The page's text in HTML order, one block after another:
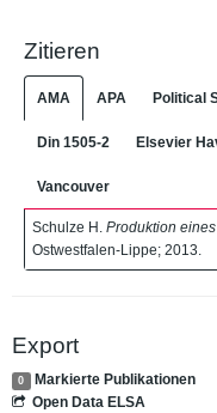
Zitieren
AMA APA Political
Din 1505-2 Elsevier
Vancouver
Schulze H. Produktion
Ostwestfalen-Lippe; 2013.
Export
0
Markierte Publikationen
Open Data ELSA